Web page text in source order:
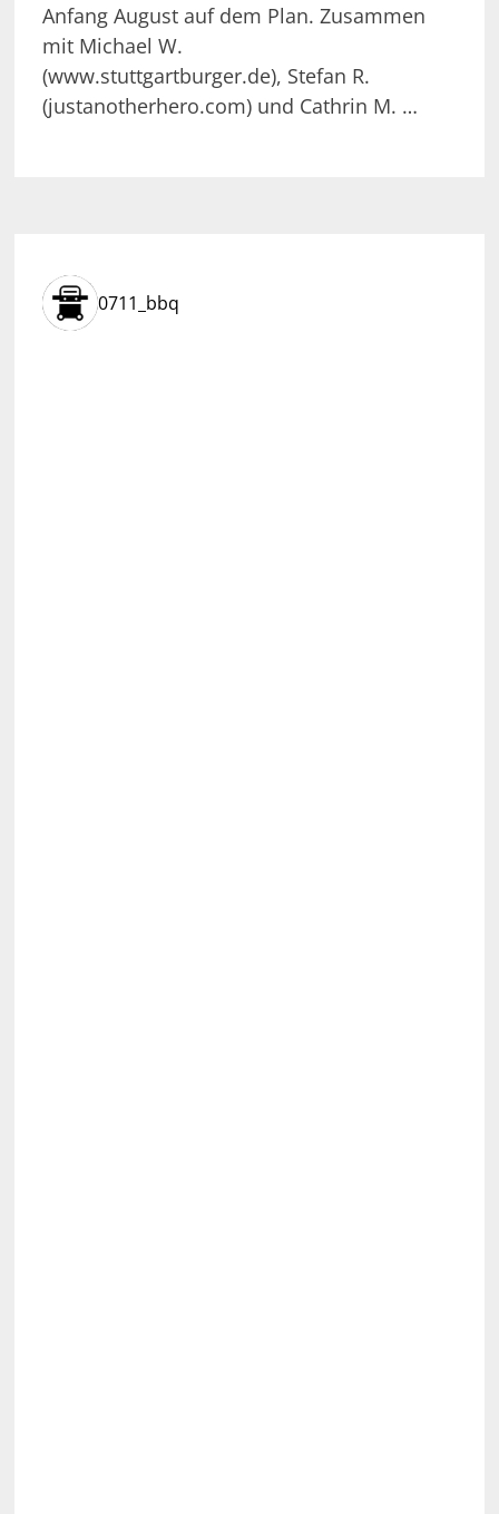
Anfang August auf dem Plan. Zusammen
mit Michael W.
(www.stuttgartburger.de), Stefan R.
(justanotherhero.com) und Cathrin M. …
0711_bbq